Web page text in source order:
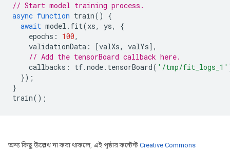
// Start model training process.
async function train()
{
await model . fit(xs, ys,
{
epochs : 100,
validationData : [valXs, valYs],
// Add the tensorBoard callback here.
callbacks : tf.node. tensorBoard( '/tmp/fit_logs_1'
});
}
train();
অন্য কিছু উল্লেখ না করা থাকলে, এই পৃষ্ঠার কন্টেন্ট Creative Commons